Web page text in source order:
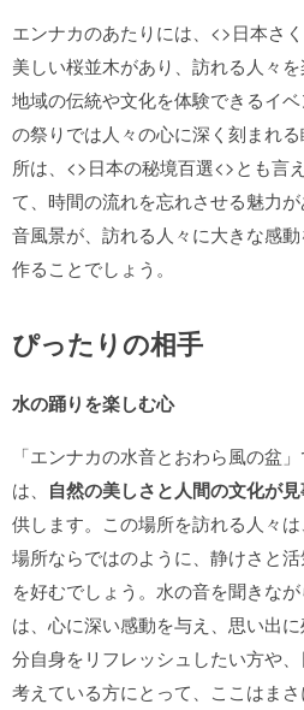
エンナカのあたりには、<>日本さ
美しい桜並木があり、訪れる人々を
地域の伝統や文化を体験できるイ
の祭りでは人々の心に深く刻まれ
所は、<>日本の秘境百選<>とも言
て、時間の流れを忘れさせる魅力
音風景が、訪れる人々に大きな感
作ることでしょう。
ぴったりの相手
水の踊りを楽しむ心
「エンナカの水音とおわら風の盆
は、 自然の美しさと人間の文化が
供します。この場所を訪れる人々
場所ならではのように、静けさと
を好むでしょう。水の音を聞きな
は、心に深い感動を与え、思い出
分自身をリフレッシュしたい方や
考えている方にとって、ここはまさ